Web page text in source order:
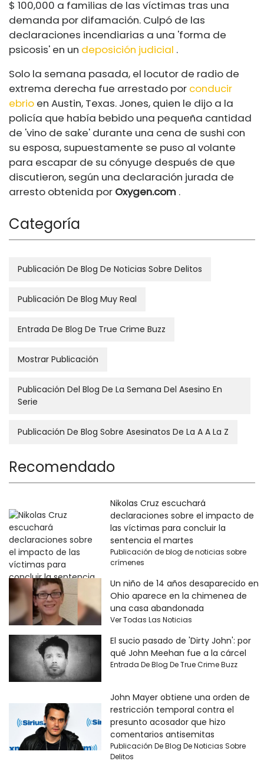
$ 100,000 a familias de las víctimas tras una
demanda por difamación. Culpó de las
declaraciones incendiarias a una 'forma de
psicosis' en un deposición judicial .
Solo la semana pasada, el locutor de radio de
extrema derecha fue arrestado por conducir
ebrio en Austin, Texas. Jones, quien le dijo a la
policía que había bebido una pequeña cantidad
de 'vino de sake' durante una cena de sushi con
su esposa, supuestamente se puso al volante
para escapar de su cónyuge después de que
discutieron, según una declaración jurada de
arresto obtenida por Oxygen.com .
Categoría
Publicación De Blog De Noticias Sobre Delitos
Publicación De Blog Muy Real
Entrada De Blog De True Crime Buzz
Mostrar Publicación
Publicación Del Blog De La Semana Del Asesino En
Serie
Publicación De Blog Sobre Asesinatos De La A A La Z
Recomendado
Nikolas Cruz escuchará
declaraciones sobre el impacto de
las víctimas para concluir la
sentencia el martes
Publicación de blog de noticias sobre
crímenes
Un niño de 14 años desaparecido en
Ohio aparece en la chimenea de
una casa abandonada
Ver Todas Las Noticias
El sucio pasado de 'Dirty John': por
qué John Meehan fue a la cárcel
Entrada De Blog De True Crime Buzz
John Mayer obtiene una orden de
restricción temporal contra el
presunto acosador que hizo
comentarios antisemitas
Publicación De Blog De Noticias Sobre
Delitos